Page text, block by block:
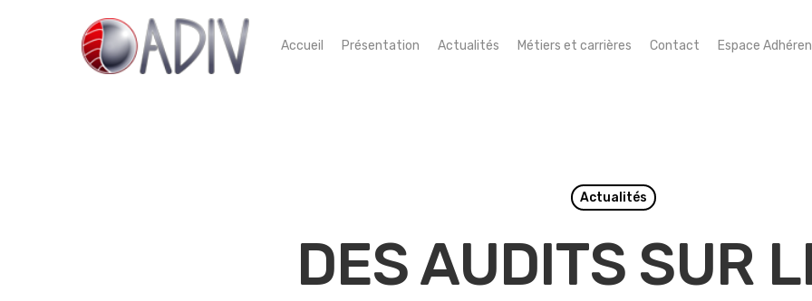
Accueil Présentation Actualités Métiers et carrières Contact Espace
Actualités
DES AUDITS SUR